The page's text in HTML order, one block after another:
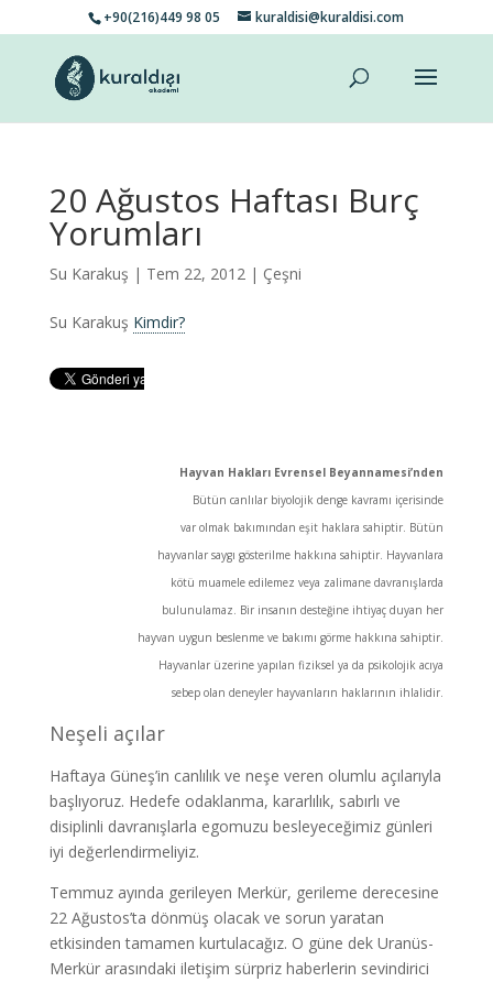
+90(216)449 98 05 kuraldisi@kuraldisi.com
20 Ağustos Haftası Burç
Yorumları
Su Karakuş | Tem 22, 2012 | Çeşni
Su Karakuş Kimdir?
Hayvan Hakları Evrensel Beyannamesi’nden
Bütün canlılar biyolojik denge kavramı içerisinde
var olmak bakımından eşit haklara sahiptir. Bütün
hayvanlar saygı gösterilme hakkına sahiptir. Hayvanlara
kötü muamele edilemez veya zalimane davranışlarda
bulunulamaz. Bir insanın desteğine ihtiyaç duyan her
hayvan uygun beslenme ve bakımı görme hakkına sahiptir.
Hayvanlar üzerine yapılan fiziksel ya da psikolojik acıya
sebep olan deneyler hayvanların haklarının ihlalidir.
Neşeli açılar
Haftaya Güneş’in canlılık ve neşe veren olumlu açılarıyla
başlıyoruz. Hedefe odaklanma, kararlılık, sabırlı ve
disiplinli davranışlarla egomuzu besleyeceğimiz günleri
iyi değerlendirmeliyiz.
Temmuz ayında gerileyen Merkür, gerileme derecesine
22 Ağustos’ta dönmüş olacak ve sorun yaratan
etkisinden tamamen kurtulacağız. O güne dek Uranüs-
Merkür arasındaki iletişim sürpriz haberlerin sevindirici